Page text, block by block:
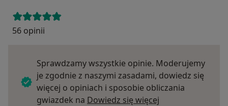
56 opinii
Sprawdzamy wszystkie opinie. Moderujemy
je zgodnie z naszymi zasadami, dowiedz się
więcej o opiniach i sposobie obliczania
gwiazdek na Dowiedz się więcej